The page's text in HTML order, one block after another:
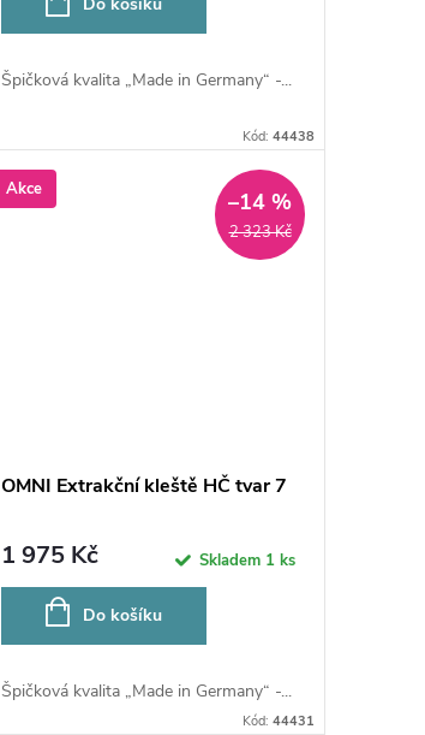
Do košíku
Špičková kvalita „Made in Germany“ -...
Kód: 44438
Akce
2 323 Kč
–14 %
OMNI Extrakční kleště HČ tvar 7
1 975 Kč Skladem 1 ks
Do košíku
Špičková kvalita „Made in Germany“ -...
Kód: 44431